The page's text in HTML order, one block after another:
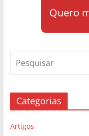
Quero
Categorias
Artigos